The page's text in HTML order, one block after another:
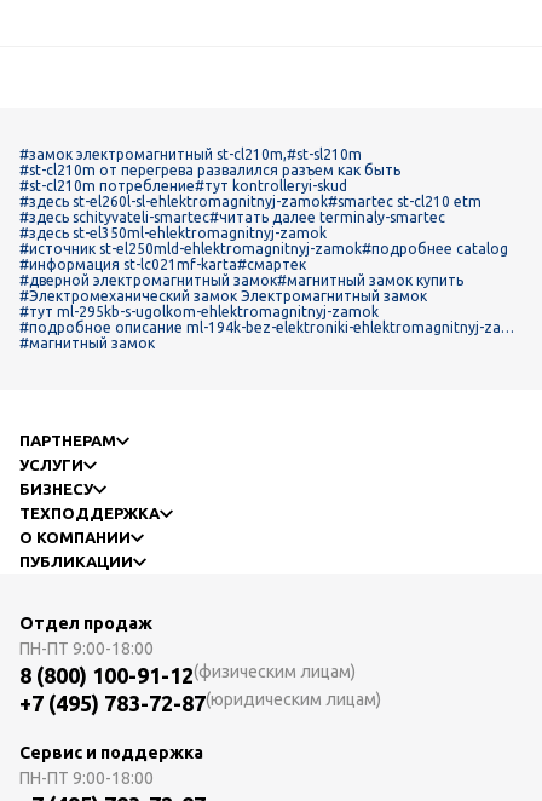
#замок электромагнитный st-cl210m,#st-sl210m
#st-cl210m от перегрева развалился разъем как быть
#st-cl210m потребление#тут kontrolleryi-skud
#здесь st-el260l-sl-ehlektromagnitnyj-zamok#smartec st-cl210 etm
#здесь schityvateli-smartec#читать далее terminaly-smartec
#здесь st-el350ml-ehlektromagnitnyj-zamok
#источник st-el250mld-ehlektromagnitnyj-zamok#подробнее catalog
#информация st-lc021mf-karta#смартек
#дверной электромагнитный замок#магнитный замок купить
#Электромеханический замок Электромагнитный замок
#тут ml-295kb-s-ugolkom-ehlektromagnitnyj-zamok
#подробное описание ml-194k-bez-elektroniki-ehlektromagnitnyj-zam
ok
#магнитный замок
ПАРТНЕРАМ
УСЛУГИ
БИЗНЕСУ
ТЕХПОДДЕРЖКА
О КОМПАНИИ
ПУБЛИКАЦИИ
Отдел продаж
ПН-ПТ 9:00-18:00
8 (800) 100-91-12(физическим лицам)
+7 (495) 783-72-87(юридическим лицам)
Сервис и поддержка
ПН-ПТ 9:00-18:00